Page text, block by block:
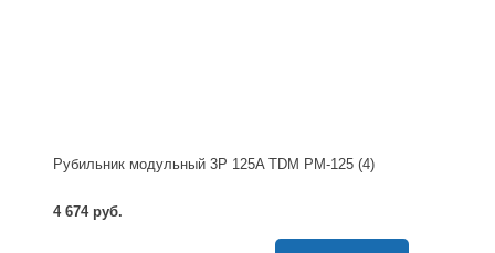
Рубильник модульный 3P 125A TDM РМ-125 (4)
4 674 руб.